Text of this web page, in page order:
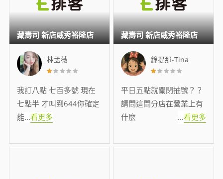
林孟薇
我訂八點 七百多號 現在
七點半 才叫到644你確定
能...看更多
藏壽司 新店威秀裕隆店
鐘提那-Tina
平日五點就關閉抽號？？
請問這間分店在營業上有
什麼
...看更多
藏壽司 新店威秀裕隆店